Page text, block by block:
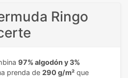
Ringo
97% algodón y 3%
prenda de 290 g/m² que